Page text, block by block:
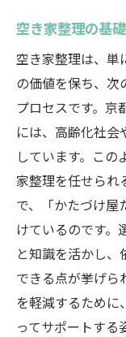
空き家
プロに
かたづ
心のケ
感情的
依頼者
京都府での
方法
空き家
丁寧さ
かたづ
京都府
空き家整理の基
空き家整理は、単
の価値を保ち、次
プロセスです。京
には、高齢化社
しています。この
家整理を任せられ
で、「かたづけ屋
けているのです。
と知識を活かし
できる点が挙げら
を軽減するため
ってサポートする